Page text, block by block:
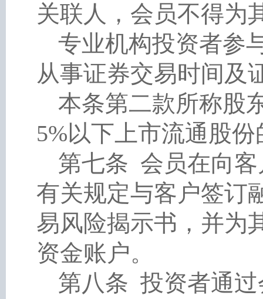
关联人，会员不得为
专业机构投资者参
从事证券交易时间及
本条第二款所称股
5%以下上市流通股
第七条 会员在向
有关规定与客户签订
易风险揭示书，并为
资金账户。
第八条 投资者通